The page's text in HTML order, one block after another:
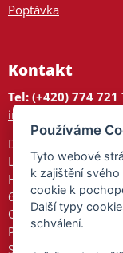
Poptávka
Kontakt
Tel: (+420) 774 721
info@tajnedarky.cz
Dárkové centrum
Legionářů 2
Hodonín
695 01
Otevřeno:
Po-Pá 9-17
So 9-11:30
Používáme
Tyto webové
k zajištění
cookie k
Další typy
schválení.